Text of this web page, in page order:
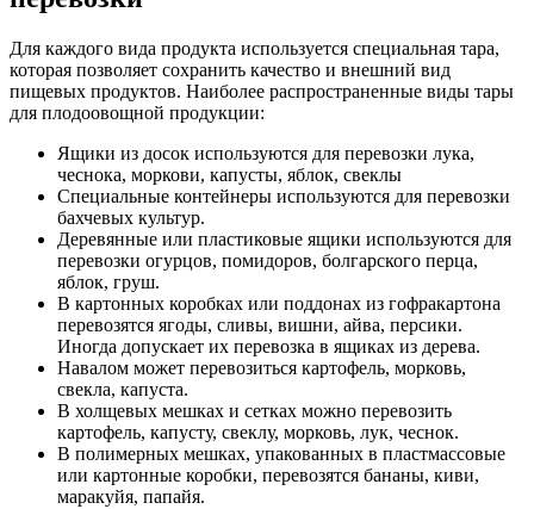
Для каждого вида продукта используется специальная тара,
которая позволяет сохранить качество и внешний вид
пищевых продуктов. Наиболее распространенные виды тары
для плодоовощной продукции:
Ящики из досок используются для перевозки лука,
чеснока, моркови, капусты, яблок, свеклы
Специальные контейнеры используются для перевозки
бахчевых культур.
Деревянные или пластиковые ящики используются для
перевозки огурцов, помидоров, болгарского перца,
яблок, груш.
В картонных коробках или поддонах из гофракартона
перевозятся ягоды, сливы, вишни, айва, персики.
Иногда допускает их перевозка в ящиках из дерева.
Навалом может перевозиться картофель, морковь,
свекла, капуста.
В холщевых мешках и сетках можно перевозить
картофель, капусту, свеклу, морковь, лук, чеснок.
В полимерных мешках, упакованных в пластмассовые
или картонные коробки, перевозятся бананы, киви,
маракуйя, папайя.